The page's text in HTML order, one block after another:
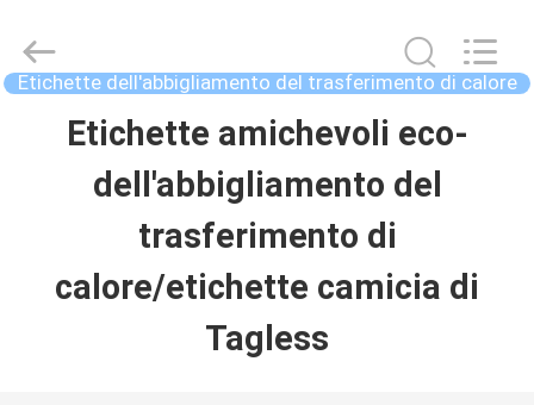
CASA
PRODOTTI
Garment
Accessories
Etichette dell'abbigliamento del trasferimento di calore
Etichette amichevoli eco-
dell'abbigliamento del
trasferimento di
calore/etichette camicia di
Tagless